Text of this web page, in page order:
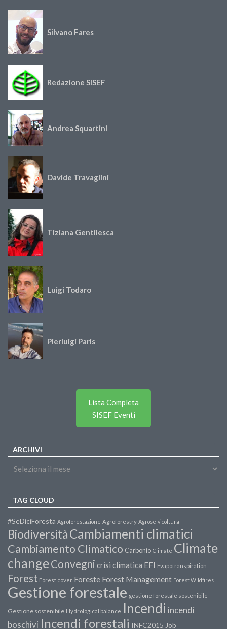
Silvano Fares
Redazione SISEF
Andrea Squartini
Davide Travaglini
Tiziana Gentilesca
Luigi Todaro
Pierluigi Paris
Lista Completa
SISEF Eventi
ARCHIVI
TAG CLOUD
#SeDiciForesta Agroforestazione Agroforestry Agroselvicoltura
BiodiversitàCambiamenti climatici
Cambiamento Climatico Carbonio Climate Climate
changeConvegni crisi climatica EFI Evapotranspiration
Forest Forest cover Foreste Forest Management Forest Wildfires
Gestione forestale gestione forestale sostenibile
Gestione sostenibile Hydrological balance Incendi incendi
boschivi Incendi forestali INFC2015 Job